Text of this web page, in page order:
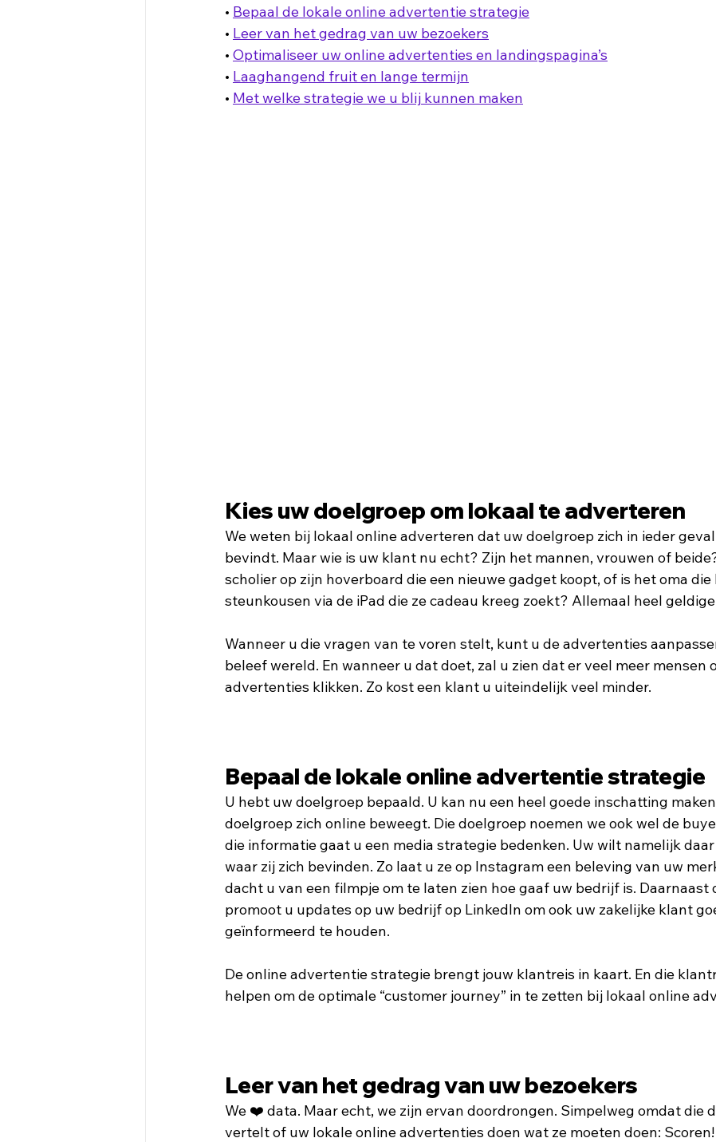
• Bepaal de lokale online advertentie strategie
• Leer van het gedrag van uw bezoekers
• Optimaliseer uw online advertenties en landingspagina’s
• Laaghangend fruit en lange termijn
• Met welke strategie we u blij kunnen maken
Kies uw doelgroep om lokaal te adverteren
We weten bij lokaal online adverteren dat uw doelgroep zich in ieder
bevindt. Maar wie is uw klant nu echt? Zijn het mannen, vrouwen of
scholier op zijn hoverboard die een nieuwe gadget koopt, of is het oma
steunkousen via de iPad die ze cadeau kreeg zoekt? Allemaal heel
Wanneer u die vragen van te voren stelt, kunt u de advertenties
beleef wereld. En wanneer u dat doet, zal u zien dat er veel meer mensen
advertenties klikken. Zo kost een klant u uiteindelijk veel minder.
Bepaal de lokale online advertentie strategie
U hebt uw doelgroep bepaald. U kan nu een heel goede inschatting
doelgroep zich online beweegt. Die doelgroep noemen we ook wel de
die informatie gaat u een media strategie bedenken. Uw wilt namelijk
waar zij zich bevinden. Zo laat u ze op Instagram een beleving van uw
dacht u van een filmpje om te laten zien hoe gaaf uw bedrijf is. Daarnaast
promoot u updates op uw bedrijf op LinkedIn om ook uw zakelijke klant
geïnformeerd te houden.
De online advertentie strategie brengt jouw klantreis in kaart. En die
helpen om de optimale “customer journey” in te zetten bij lokaal online
Leer van het gedrag van uw bezoekers
We ❤️ data. Maar echt, we zijn ervan doordrongen. Simpelweg omdat die
vertelt of uw lokale online advertenties doen wat ze moeten doen: